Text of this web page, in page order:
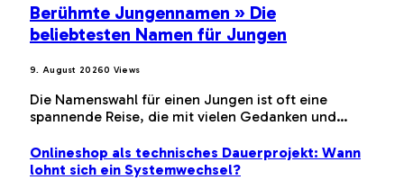
Berühmte Jungennamen » Die
beliebtesten Namen für Jungen
9. August 20260 Views
Die Namenswahl für einen Jungen ist oft eine
spannende Reise, die mit vielen Gedanken und…
Onlineshop als technisches Dauerprojekt: Wann
lohnt sich ein Systemwechsel?